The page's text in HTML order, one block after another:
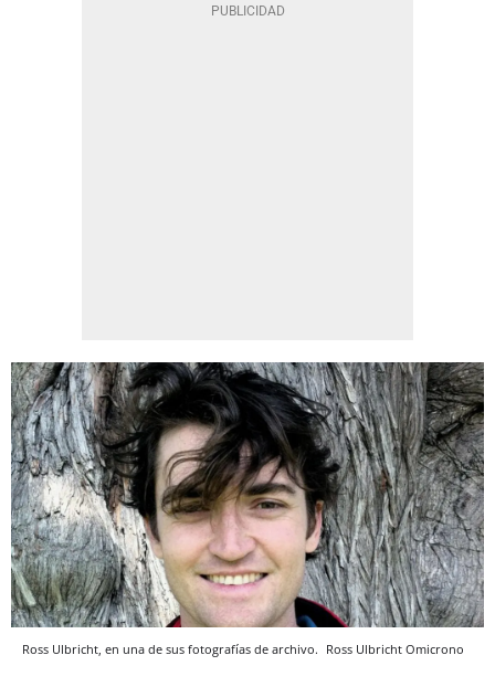
Ross Ulbricht, en una de sus fotografías de archivo. Ross Ulbricht Omicrono